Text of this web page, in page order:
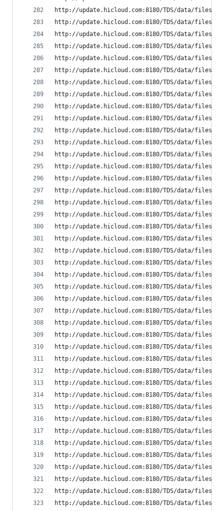
http://update.hicloud.com:8180/TDS/data/files/p9/
http://update.hicloud.com:8180/TDS/data/files/p9/
http://update.hicloud.com:8180/TDS/data/files/p9/
http://update.hicloud.com:8180/TDS/data/files/p9/
http://update.hicloud.com:8180/TDS/data/files/p9/
http://update.hicloud.com:8180/TDS/data/files/p9/
http://update.hicloud.com:8180/TDS/data/files/p9/
http://update.hicloud.com:8180/TDS/data/files/p9/
http://update.hicloud.com:8180/TDS/data/files/p9/
http://update.hicloud.com:8180/TDS/data/files/p9/
http://update.hicloud.com:8180/TDS/data/files/p9/
http://update.hicloud.com:8180/TDS/data/files/p9/
http://update.hicloud.com:8180/TDS/data/files/p9/
http://update.hicloud.com:8180/TDS/data/files/p9/
http://update.hicloud.com:8180/TDS/data/files/p9/
http://update.hicloud.com:8180/TDS/data/files/p9/
http://update.hicloud.com:8180/TDS/data/files/p9/
http://update.hicloud.com:8180/TDS/data/files/p9/
http://update.hicloud.com:8180/TDS/data/files/p9/
http://update.hicloud.com:8180/TDS/data/files/p9/
http://update.hicloud.com:8180/TDS/data/files/p9/
http://update.hicloud.com:8180/TDS/data/files/p9/
http://update.hicloud.com:8180/TDS/data/files/p9/
http://update.hicloud.com:8180/TDS/data/files/p9/
http://update.hicloud.com:8180/TDS/data/files/p9/
http://update.hicloud.com:8180/TDS/data/files/p9/
http://update.hicloud.com:8180/TDS/data/files/p9/
http://update.hicloud.com:8180/TDS/data/files/p9/
http://update.hicloud.com:8180/TDS/data/files/p9/
http://update.hicloud.com:8180/TDS/data/files/p9/
http://update.hicloud.com:8180/TDS/data/files/p9/
http://update.hicloud.com:8180/TDS/data/files/p9/
http://update.hicloud.com:8180/TDS/data/files/p9/
http://update.hicloud.com:8180/TDS/data/files/p9/
http://update.hicloud.com:8180/TDS/data/files/p9/
http://update.hicloud.com:8180/TDS/data/files/p9/
http://update.hicloud.com:8180/TDS/data/files/p9/
http://update.hicloud.com:8180/TDS/data/files/p9/
http://update.hicloud.com:8180/TDS/data/files/p9/
http://update.hicloud.com:8180/TDS/data/files/p9/
http://update.hicloud.com:8180/TDS/data/files/p9/
http://update.hicloud.com:8180/TDS/data/files/p9/